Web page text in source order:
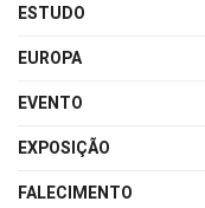
ESTUDO
EUROPA
EVENTO
EXPOSIÇÃO
FALECIMENTO